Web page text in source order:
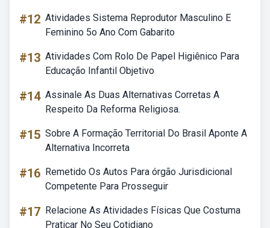
#12 Atividades Sistema Reprodutor Masculino E
Feminino 5o Ano Com Gabarito
#13 Atividades Com Rolo De Papel Higiênico Para
Educação Infantil Objetivo
#14 Assinale As Duas Alternativas Corretas A
Respeito Da Reforma Religiosa.
#15 Sobre A Formação Territorial Do Brasil Aponte A
Alternativa Incorreta
#16 Remetido Os Autos Para órgão Jurisdicional
Competente Para Prosseguir
#17 Relacione As Atividades Físicas Que Costuma
Praticar No Seu Cotidiano